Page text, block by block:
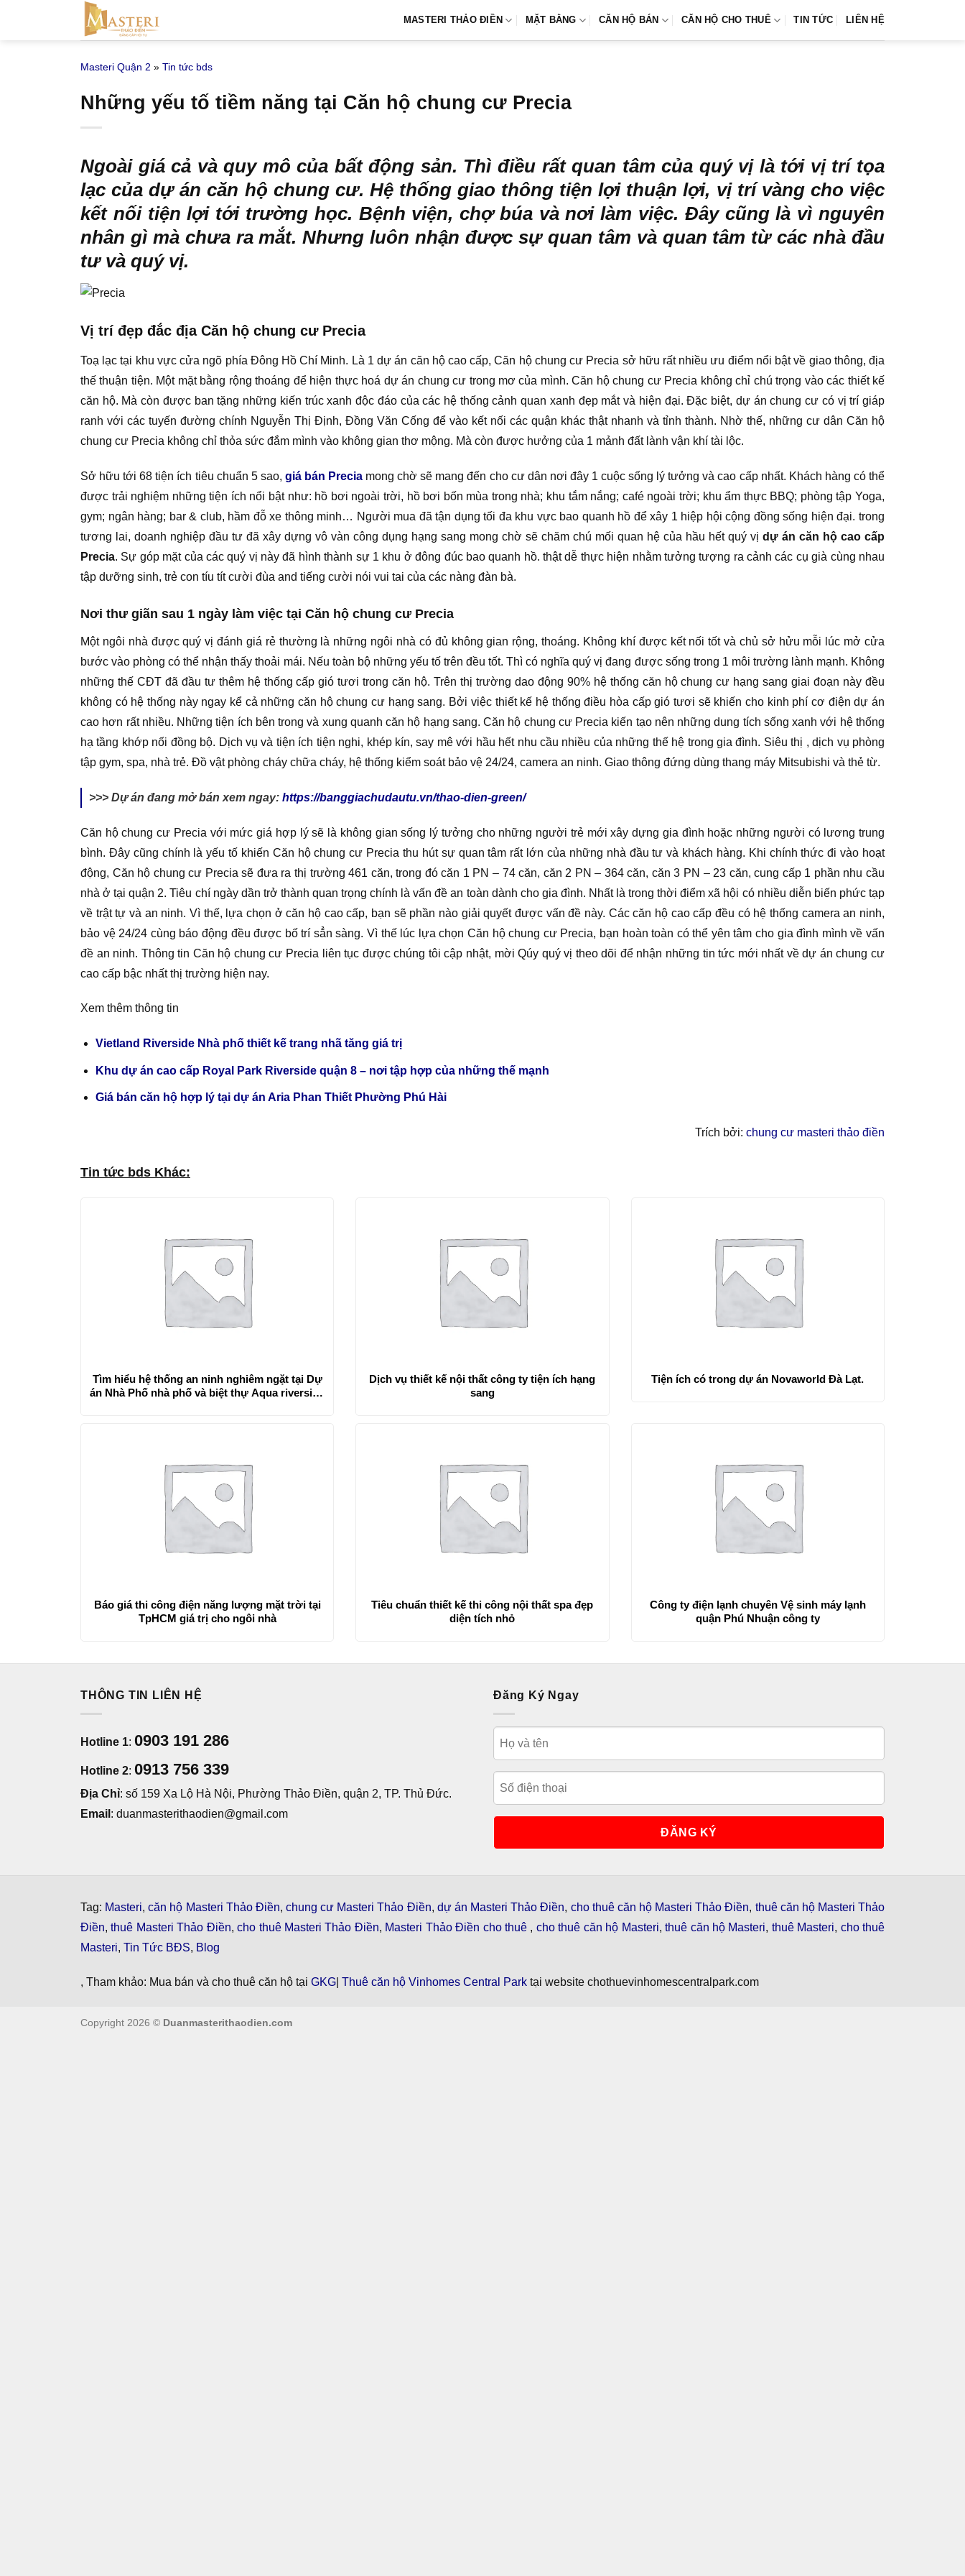
MASTERI THẢO ĐIỀN MẶT BẰNG CĂN HỘ BÁN CĂN HỘ CHO THUÊ TIN TỨC LIÊN HỆ
Masteri Quận 2 » Tin tức bds
Những yếu tố tiềm năng tại Căn hộ chung cư Precia
Ngoài giá cả và quy mô của bất động sản. Thì điều rất quan tâm của quý vị là tới vị trí tọa
lạc của dự án căn hộ chung cư. Hệ thống giao thông tiện lợi thuận lợi, vị trí vàng cho việc
kết nối tiện lợi tới trường học. Bệnh viện, chợ búa và nơi làm việc. Đây cũng là vì nguyên
nhân gì mà chưa ra mắt. Nhưng luôn nhận được sự quan tâm và quan tâm từ các nhà đầu
tư và quý vị.
Vị trí đẹp đắc địa Căn hộ chung cư Precia
Toạ lạc tại khu vực cửa ngõ phía Đông Hồ Chí Minh. Là 1 dự án căn hộ cao cấp, Căn hộ chung cư Precia sở hữu rất nhiều ưu điểm nổi bật về giao thông, địa
thế thuận tiện. Một mặt bằng rộng thoáng để hiện thực hoá dự án chung cư trong mơ của mình. Căn hộ chung cư Precia không chỉ chú trọng vào các thiết kế
căn hộ. Mà còn được ban tặng những kiến trúc xanh độc đáo của các hệ thống cảnh quan xanh đẹp mắt và hiện đại. Đặc biệt, dự án chung cư có vị trí giáp
ranh với các tuyến đường chính Nguyễn Thị Định, Đồng Văn Cống để vào kết nối các quận khác thật nhanh và tỉnh thành. Nhờ thế, những cư dân Căn hộ
chung cư Precia không chỉ thỏa sức đắm mình vào không gian thơ mộng. Mà còn được hưởng của 1 mảnh đất lành vận khí tài lộc.
Sở hữu tới 68 tiện ích tiêu chuẩn 5 sao, giá bán Precia mong chờ sẽ mang đến cho cư dân nơi đây 1 cuộc sống lý tưởng và cao cấp nhất. Khách hàng có thể
được trải nghiệm những tiện ích nổi bật như: hồ bơi ngoài trời, hồ bơi bốn mùa trong nhà; khu tắm nắng; café ngoài trời; khu ẩm thực BBQ; phòng tập Yoga,
gym; ngân hàng; bar & club, hầm đỗ xe thông minh… Người mua đã tận dụng tối đa khu vực bao quanh hồ để xây 1 hiệp hội cộng đồng sống hiện đại. trong
tương lai, doanh nghiệp đầu tư đã xây dựng vô vàn công dụng hạng sang mong chờ sẽ chăm chú mối quan hệ của hầu hết quý vị dự án căn hộ cao cấp
Precia. Sự góp mặt của các quý vị này đã hình thành sự 1 khu ở đông đúc bao quanh hồ. thật dễ thực hiện nhằm tưởng tượng ra cảnh các cụ già cùng nhau
tập dưỡng sinh, trẻ con tíu tít cười đùa and tiếng cười nói vui tai của các nàng đàn bà.
Nơi thư giãn sau 1 ngày làm việc tại Căn hộ chung cư Precia
Một ngôi nhà được quý vị đánh giá rẻ thường là những ngôi nhà có đủ không gian rộng, thoáng. Không khí được kết nối tốt và chủ sở hửu mỗi lúc mở cửa
bước vào phòng có thể nhận thấy thoải mái. Nếu toàn bộ những yếu tố trên đều tốt. Thì có nghĩa quý vị đang được sống trong 1 môi trường lành mạnh. Không
những thế CĐT đã đầu tư thêm hệ thống cấp gió tươi trong căn hộ. Trên thị trường dao động 90% hệ thống căn hộ chung cư hạng sang giai đoạn này đều
không có hệ thống này ngay kể cả những căn hộ chung cư hạng sang. Bởi việc thiết kế hệ thống điều hòa cấp gió tươi sẽ khiến cho kinh phí cơ điện dự án
cao hơn rất nhiều. Những tiện ích bên trong và xung quanh căn hộ hạng sang. Căn hộ chung cư Precia kiến tạo nên những dung tích sống xanh với hệ thống
hạ tầng khớp nối đồng bộ. Dịch vụ và tiện ích tiện nghi, khép kín, say mê với hầu hết nhu cầu nhiều của những thế hệ trong gia đình. Siêu thị , dịch vụ phòng
tập gym, spa, nhà trẻ. Đồ vật phòng cháy chữa cháy, hệ thống kiểm soát bảo vệ 24/24, camera an ninh. Giao thông đứng dùng thang máy Mitsubishi và thẻ từ.
>>> Dự án đang mở bán xem ngay: https://banggiachudautu.vn/thao-dien-green/
Căn hộ chung cư Precia với mức giá hợp lý sẽ là không gian sống lý tưởng cho những người trẻ mới xây dựng gia đình hoặc những người có lương trung
bình. Đây cũng chính là yếu tố khiến Căn hộ chung cư Precia thu hút sự quan tâm rất lớn của những nhà đầu tư và khách hàng. Khi chính thức đi vào hoạt
động, Căn hộ chung cư Precia sẽ đưa ra thị trường 461 căn, trong đó căn 1 PN – 74 căn, căn 2 PN – 364 căn, căn 3 PN – 23 căn, cung cấp 1 phần nhu cầu
nhà ở tại quận 2. Tiêu chí ngày dần trở thành quan trọng chính là vấn đề an toàn dành cho gia đình. Nhất là trong thời điểm xã hội có nhiều diễn biến phức tạp
về trật tự và an ninh. Vì thế, lựa chọn ở căn hộ cao cấp, bạn sẽ phần nào giải quyết được vấn đề này. Các căn hộ cao cấp đều có hệ thống camera an ninh,
bảo vệ 24/24 cùng báo động đều được bố trí sẳn sàng. Vì thế lúc lựa chọn Căn hộ chung cư Precia, bạn hoàn toàn có thể yên tâm cho gia đình mình về vấn
đề an ninh. Thông tin Căn hộ chung cư Precia liên tục được chúng tôi cập nhật, mời Qúy quý vị theo dõi để nhận những tin tức mới nhất về dự án chung cư
cao cấp bậc nhất thị trường hiện nay.
Xem thêm thông tin
Vietland Riverside Nhà phố thiết kế trang nhã tăng giá trị
Khu dự án cao cấp Royal Park Riverside quận 8 – nơi tập hợp của những thế mạnh
Giá bán căn hộ hợp lý tại dự án Aria Phan Thiết Phường Phú Hài
Trích bởi: chung cư masteri thảo điền
Tin tức bds Khác:
Tìm hiểu hệ thống an ninh nghiêm ngặt tại Dự
án Nhà Phố nhà phố và biệt thự Aqua riverside
Dịch vụ thiết kế nội thất công ty tiện ích hạng
sang
Tiện ích có trong dự án Novaworld Đà Lạt.
Báo giá thi công điện năng lượng mặt trời tại
TpHCM giá trị cho ngôi nhà
Tiêu chuẩn thiết kế thi công nội thất spa đẹp
diện tích nhỏ
Công ty điện lạnh chuyên Vệ sinh máy lạnh
quận Phú Nhuận công ty
THÔNG TIN LIÊN HỆ
Hotline 1: 0903 191 286
Hotline 2: 0913 756 339
Địa Chỉ: số 159 Xa Lộ Hà Nội, Phường Thảo Điền, quận 2, TP. Thủ Đức.
Email : duanmasterithaodien@gmail.com
Đăng Ký Ngay
Tag: Masteri,căn hộ Masteri Thảo Điền,chung cư Masteri Thảo Điền, dự án Masteri Thảo Điền, cho thuê căn hộ Masteri Thảo Điền, thuê căn hộ Masteri Thảo
Điền,thuê Masteri Thảo Điền,cho thuê Masteri Thảo Điền, Masteri Thảo Điền cho thuê , cho thuê căn hộ Masteri,thuê căn hộ Masteri, thuê Masteri, cho thuê
Masteri, Tin Tức BĐS, Blog
, Tham khảo: Mua bán và cho thuê căn hộ tại GKG Thuê căn hộ Vinhomes Central Park tại website chothuevinhomescentralpark.com
Copyright 2026 © Duanmasterithaodien.com